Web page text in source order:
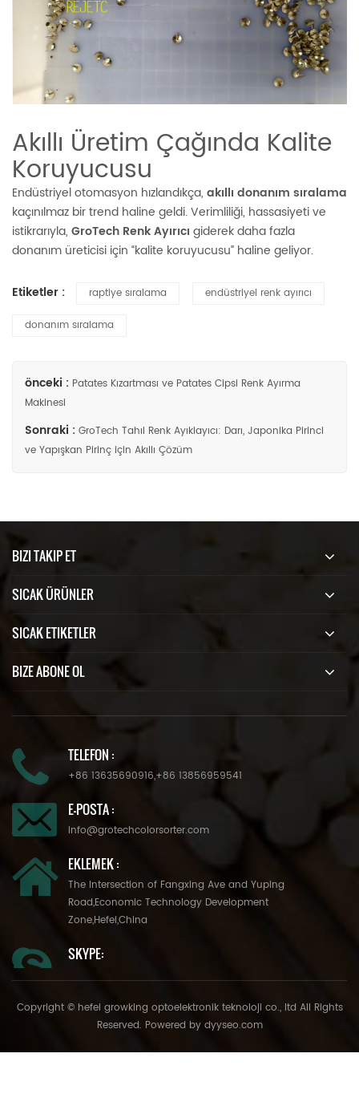
Akıllı Üretim Çağında Kalite
Koruyucusu
Endüstriyel otomasyon hızlandıkça, akıllı donanım sıralama
kaçınılmaz bir trend haline geldi. Verimliliği, hassasiyeti ve
istikrarıyla, GroTech Renk Ayırıcı giderek daha fazla
donanım üreticisi için “kalite koruyucusu” haline geliyor.
Etiketler : raptiye sıralama endüstriyel renk ayırıcı
donanım sıralama
önceki : Patates Kızartması ve Patates Cipsi Renk Ayırma
Makinesi
Sonraki : GroTech Tahıl Renk Ayıklayıcı: Darı, Japonika Pirinci
ve Yapışkan Pirinç için Akıllı Çözüm
BIZI TAKIP ET
SICAK ÜRÜNLER
SICAK ETIKETLER
BIZE ABONE OL
TELEFON :
+86 13635690916,+86 13856959541
E-POSTA :
info@grotechcolorsorter.com
EKLEMEK :
The Intersection of Fangxing Ave and Yuping
Road,Economic Technology Development
Zone,Hefei,China
SKYPE:
Copyright © hefei growking optoelektronik teknoloji co., ltd All Rights
Reserved. Powered by dyyseo.com